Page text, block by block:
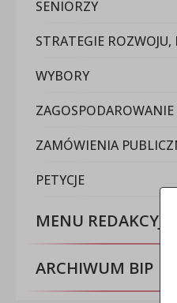
SENIORZY
STRATEGIE ROZWOJU,
WYBORY
ZAMÓWIENIA
PETYCJE
MENU
ARCHIWUM BIP